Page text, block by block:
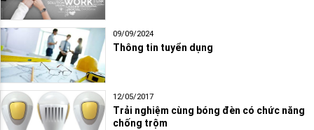
09/09/2024
Thông tin tuyển dụng
12/05/2017
Trải nghiệm cùng bóng đèn có chức năng
chống trộm